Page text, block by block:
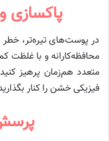
پاکسازی
در پوست‌های تیره‌تر، خطر
محافظه‌کارانه و با غلظت
متعدد هم‌زمان پرهیز
فیزیکی خشن را کنار